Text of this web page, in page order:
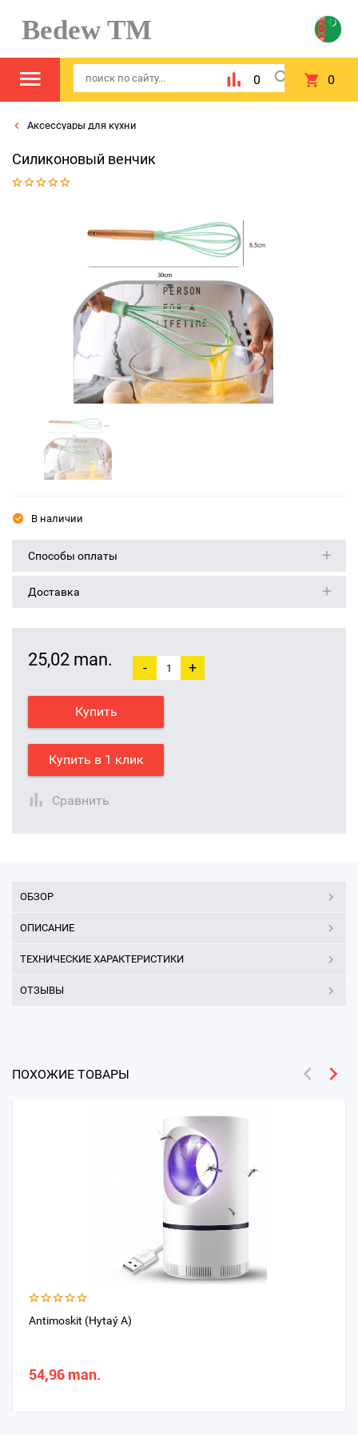
Bedew TM
0 0
Аксессуары для кухни
Силиконовый венчик
В наличии
Способы оплаты
Доставка
25,02 man. - +
Купить
Купить в 1 клик
Сравнить
ОБЗОР
ОПИСАНИЕ
ТЕХНИЧЕСКИЕ ХАРАКТЕРИСТИКИ
ОТЗЫВЫ
ПОХОЖИЕ ТОВАРЫ
Antimoskit (Hytaý A)
54,96 man.